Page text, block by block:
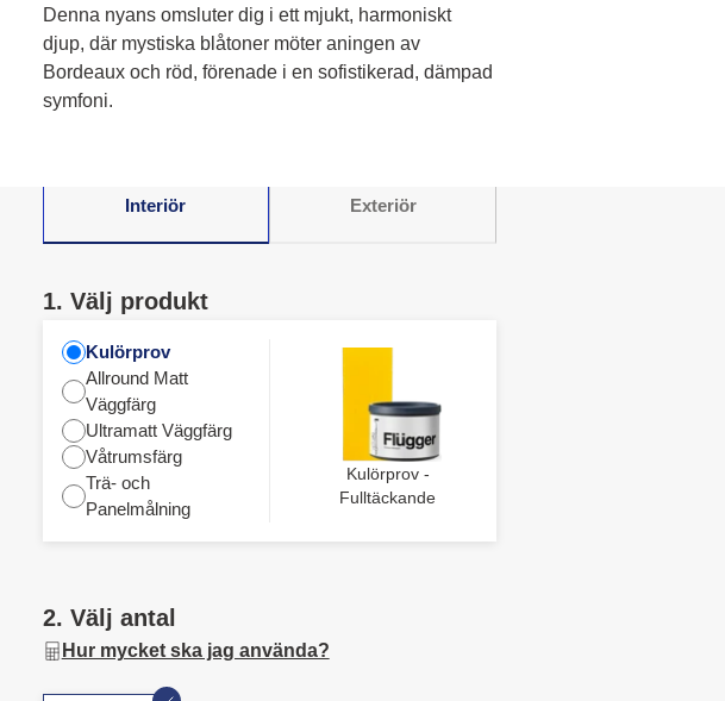
Denna nyans omsluter dig i ett mjukt, harmoniskt
djup, där mystiska blåtoner möter aningen av
Bordeaux och röd, förenade i en sofistikerad, dämpad
symfoni.
Interiör Exteriör
1. Välj produkt
Kulörprov
Allround Matt
Väggfärg
Ultramatt Väggfärg
Våtrumsfärg
Trä- och
Panelmålning
Kulörprov -
Fulltäckande
2. Välj antal
Hur mycket ska jag använda?